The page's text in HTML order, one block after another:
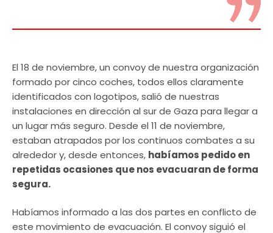
El 18 de noviembre, un convoy de nuestra organización
formado por cinco coches, todos ellos claramente
identificados con logotipos, salió de nuestras
instalaciones en dirección al sur de Gaza para llegar a
un lugar más seguro. Desde el 11 de noviembre,
estaban atrapados por los continuos combates a su
alrededor y, desde entonces, habíamos pedido en
repetidas ocasiones que nos evacuaran de forma
segura.
Habíamos informado a las dos partes en conflicto de
este movimiento de evacuación. El convoy siguió el